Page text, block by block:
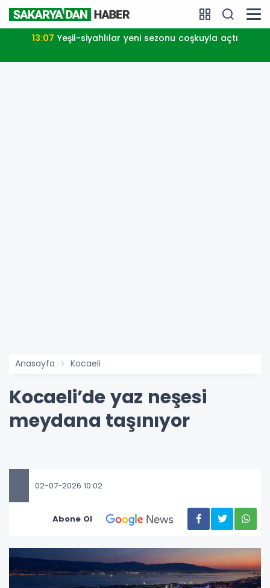
13:07 Yeşil-siyahlılar yeni sezonu coşkuyla açtı
Anasayfa Kocaeli
Kocaeli’de yaz neşesi
meydana taşınıyor
02-07-2026 10:02
Abone Ol